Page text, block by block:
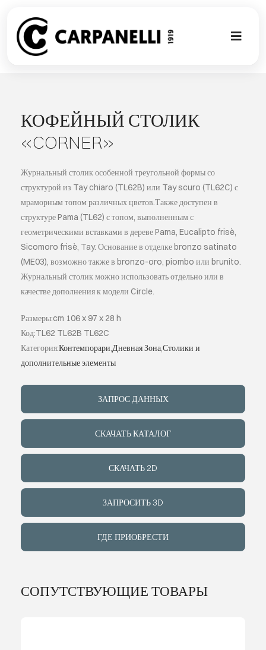
content
Toggle
NUOVA
ГАЛЕРЕЯ
КОФЕЙНЫЙ СТОЛИК
«CORNER»
Журнальный столик особенной треугольной формы со
структурой из Tay chiaro (TL62B) или Tay scuro (TL62C) с
мраморным топом различных цветов.Также доступен в
структуре Pama (TL62) с топом, выполненным с
геометрическими вставками в дереве Pama, Eucalipto frisè,
Sicomoro frisè, Tay. Основание в отделке bronzo satinato
(ME03), возможно также в bronzo-oro, piombo или brunito.
Журнальный столик можно использовать отдельно или в
качестве дополнения к модели Circle.
Размеры:cm 106 x 97 x 28 h
Код:TL62 TL62B TL62C
Категория:Контемпорари,Дневная Зона,Столики и
дополнительные элементы
ЗАПРОС ДАННЫХ
СКАЧАТЬ КАТАЛОГ
СКАЧАТЬ 2D
ЗАПРОСИТЬ 3D
ГДЕ ПРИОБРЕСТИ
СОПУТСТВУЮЩИЕ ТОВАРЫ